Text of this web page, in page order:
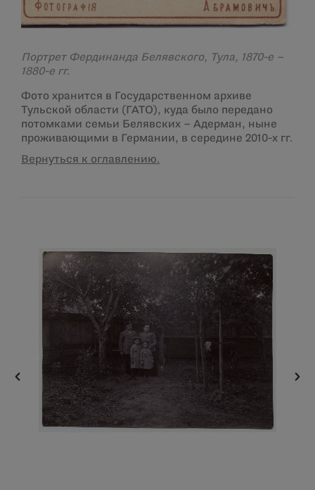
Портрет Фердинанда Белявского, Тула, 1870-е –
1880-е гг.
Фото хранится в Государственном архиве
Тульской области (ГАТО), куда было передано
потомками семьи Белявских – Адерман, ныне
проживающими в Германии, в середине 2010-х гг.
Вернуться к оглавлению.